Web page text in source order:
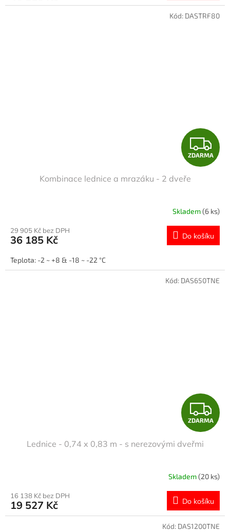
A
Z
D
R
M
A
ZDARMA
Kombinace lednice a mrazáku - 2 dveře
Skladem(6 ks)
29 905 Kč bez DPH
36 185 Kč Do košíku
Teplota: -2 ~ +8 & -18 ~ -22 °C
Kód: DASTRF80
Z
D
R
M
A
ZDARMA
Lednice - 0,74 x 0,83 m - s nerezovými dveřmi
Skladem(20 ks)
16 138 Kč bez DPH
19 527 Kč Do košíku
Kód: DAS650TNE
Kód: DAS1200TNE